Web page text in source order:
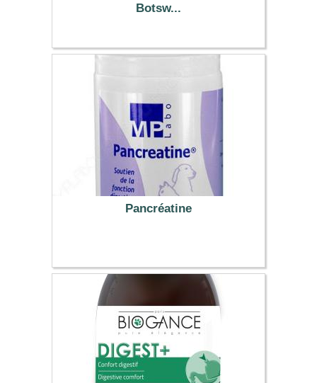
Botsw...
26.99 €
Pancréatine
12.59 €